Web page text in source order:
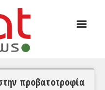
☰
προβατοτροφία